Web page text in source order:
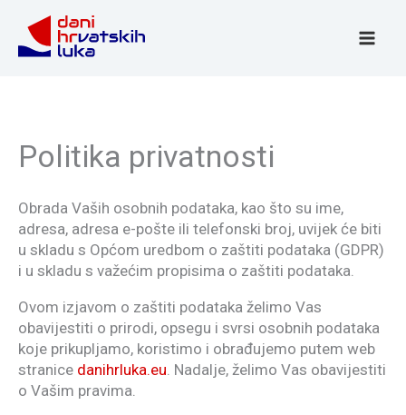
content
Politika privatnosti
Obrada Vaših osobnih podataka, kao što su ime,
adresa, adresa e-pošte ili telefonski broj, uvijek će biti
u skladu s Općom uredbom o zaštiti podataka (GDPR)
i u skladu s važećim propisima o zaštiti podataka.
Ovom izjavom o zaštiti podataka želimo Vas
obavijestiti o prirodi, opsegu i svrsi osobnih podataka
koje prikupljamo, koristimo i obrađujemo putem web
stranice danihrluka.eu . Nadalje, želimo Vas obavijestiti
o Vašim pravima.